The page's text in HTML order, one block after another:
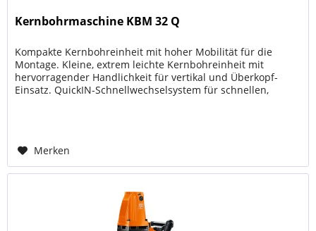
Kernbohrmaschine KBM 32 Q
Kompakte Kernbohreinheit mit hoher Mobilität für die
Montage. Kleine, extrem leichte Kernbohreinheit mit
hervorragender Handlichkeit für vertikal und Überkopf-
Einsatz. QuickIN-Schnellwechselsystem für schnellen,
Merken